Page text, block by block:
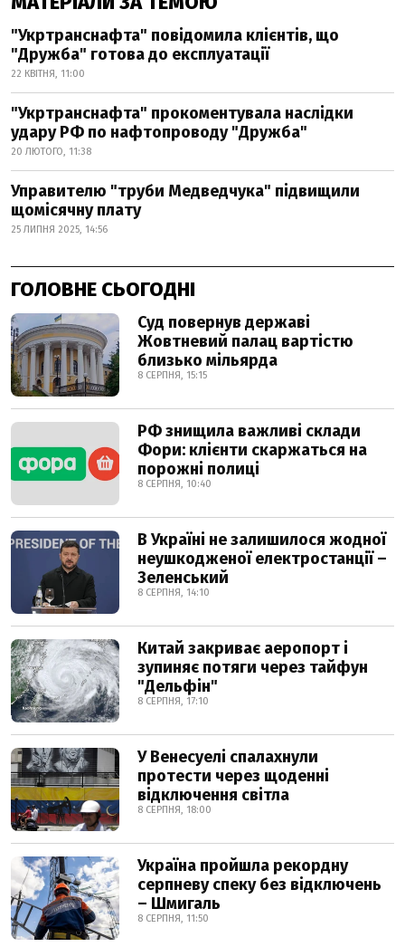
"Укртранснафта" повідомила клієнтів, що
"Дружба" готова до експлуатації
22 КВІТНЯ, 11:00
"Укртранснафта" прокоментувала наслідки
удару РФ по нафтопроводу "Дружба"
20 ЛЮТОГО, 11:38
Управителю "труби Медведчука" підвищили
щомісячну плату
25 ЛИПНЯ 2025, 14:56
ГОЛОВНЕ СЬОГОДНІ
Суд повернув державі
Жовтневий палац вартістю
близько мільярда
8 СЕРПНЯ, 15:15
РФ знищила важливі склади
Фори: клієнти скаржаться на
порожні полиці
8 СЕРПНЯ, 10:40
В Україні не залишилося жодної
неушкодженої електростанції –
Зеленський
8 СЕРПНЯ, 14:10
Китай закриває аеропорт і
зупиняє потяги через тайфун
"Дельфін"
8 СЕРПНЯ, 17:10
У Венесуелі спалахнули
протести через щоденні
відключення світла
8 СЕРПНЯ, 18:00
Україна пройшла рекордну
серпневу спеку без відключень
– Шмигаль
8 СЕРПНЯ, 11:50